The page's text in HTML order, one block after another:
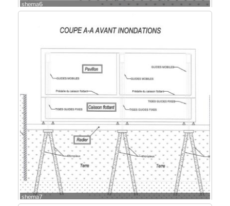
shema6
shema7